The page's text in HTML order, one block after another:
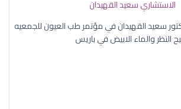
الاستشاري سعيد القهيدان
سعيد القهيدان في مؤتمر طب العيون للجمعيه
النظر والماء الابيض في باريس